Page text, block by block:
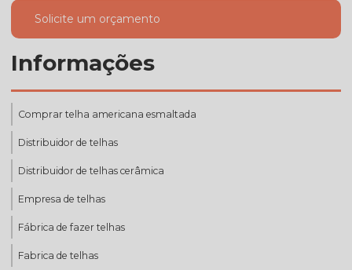
Solicite um orçamento
Informações
Comprar telha americana esmaltada
Distribuidor de telhas
Distribuidor de telhas cerâmica
Empresa de telhas
Fábrica de fazer telhas
Fabrica de telhas